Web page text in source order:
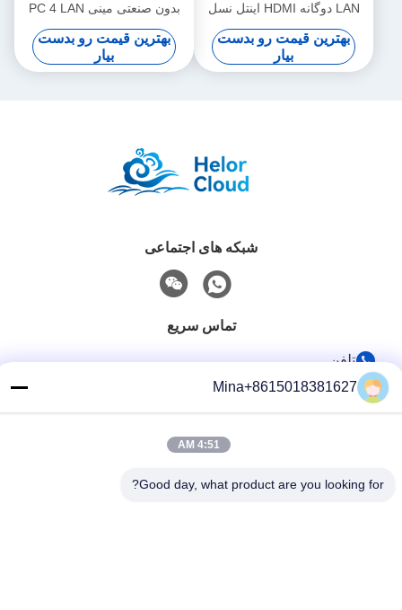
LAN دوگانه HDMI اینتل نسل
دوازدهم هسته i3 i5 i7 مینی
کامپیوتر
بهترین قیمت رو بدست
بیار
بدون صنعتی مینی PC 4 LAN
دوگانه COM لینوکس با وای
فای
بهترین قیمت رو بدست
بیار
شبکه های اجتماعی
تماس سریع
تلفن
sales07@helorcloud.com
آدرس
Mina+8615018381627
4:51 AM
Good day, what product are you looking for?